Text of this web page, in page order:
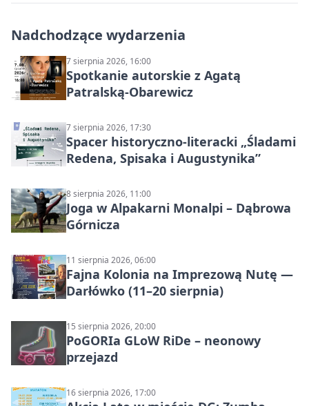
Nadchodzące wydarzenia
7 sierpnia 2026, 16:00
Spotkanie autorskie z Agatą
Patralską-Obarewicz
7 sierpnia 2026, 17:30
Spacer historyczno-literacki „Śladami
Redena, Spisaka i Augustynika”
8 sierpnia 2026, 11:00
Joga w Alpakarni Monalpi – Dąbrowa
Górnicza
11 sierpnia 2026, 06:00
Fajna Kolonia na Imprezową Nutę —
Darłówko (11–20 sierpnia)
15 sierpnia 2026, 20:00
PoGORIa GLoW RiDe – neonowy
przejazd
16 sierpnia 2026, 17:00